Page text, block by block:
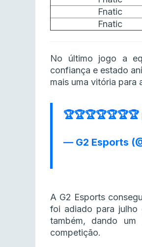
Fnatic
Fnatic
No último jogo a
confiança e estado
mais uma vitória para
🏆🏆🏆🏆🏆🏆🏆
— G2 Esports
A G2 Esports
foi adiado para julho
também, dando um
competição.